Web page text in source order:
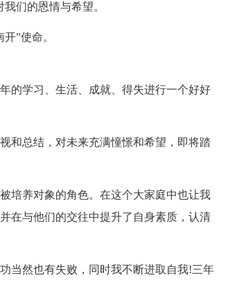
们的恩情与希望。
”使命。
的学习、生活、成就、得失进行一个好好
和总结，对未来充满憧憬和希望，即将踏
培养对象的角色。在这个大家庭中也让我
在与他们的交往中提升了自身素质，认清
当然也有失败，同时我不断进取自我!三年